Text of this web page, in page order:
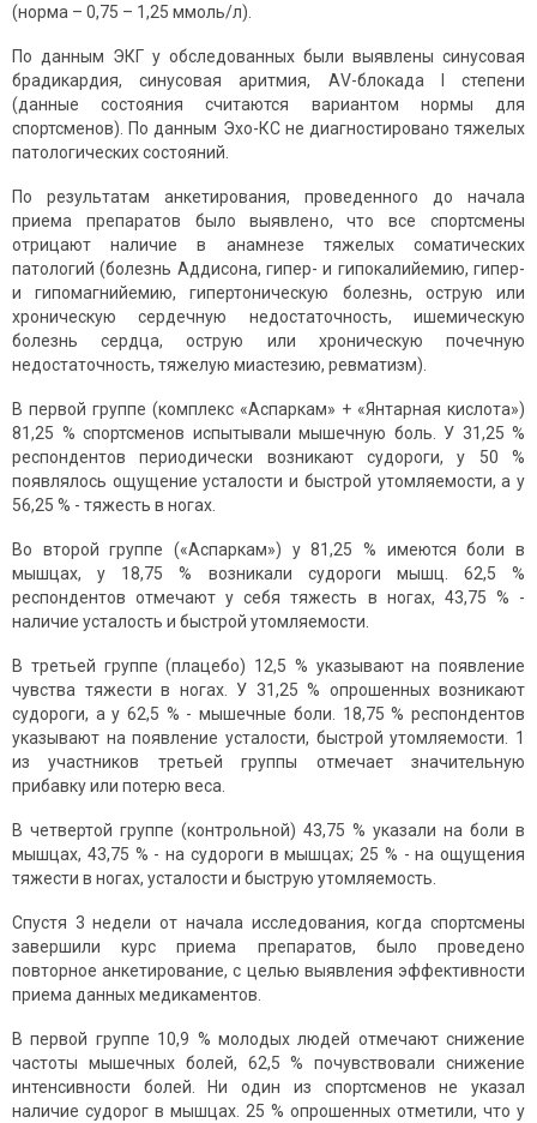
(норма – 0,75 – 1,25 ммоль/л).
По данным ЭКГ у обследованных были выявлены синусовая
брадикардия, синусовая аритмия, АV-блокада I степени
(данные состояния считаются вариантом нормы для
спортсменов). По данным Эхо-КС не диагностировано тяжелых
патологических состояний.
По результатам анкетирования, проведенного до начала
приема препаратов было выявлено, что все спортсмены
отрицают наличие в анамнезе тяжелых соматических
патологий (болезнь Аддисона, гипер- и гипокалийемию, гипер-
и гипомагнийемию, гипертоническую болезнь, острую или
хроническую сердечную недостаточность, ишемическую
болезнь сердца, острую или хроническую почечную
недостаточность, тяжелую миастезию, ревматизм).
В первой группе (комплекс «Аспаркам» + «Янтарная кислота»)
81,25 % спортсменов испытывали мышечную боль. У 31,25 %
респондентов периодически возникают судороги, у 50 %
появлялось ощущение усталости и быстрой утомляемости, а у
56,25 % - тяжесть в ногах.
Во второй группе («Аспаркам») у 81,25 % имеются боли в
мышцах, у 18,75 % возникали судороги мышц. 62,5 %
респондентов отмечают у себя тяжесть в ногах, 43,75 % -
наличие усталость и быстрой утомляемости.
В третьей группе (плацебо) 12,5 % указывают на появление
чувства тяжести в ногах. У 31,25 % опрошенных возникают
судороги, а у 62,5 % - мышечные боли. 18,75 % респондентов
указывают на появление усталости, быстрой утомляемости. 1
из участников третьей группы отмечает значительную
прибавку или потерю веса.
В четвертой группе (контрольной) 43,75 % указали на боли в
мышцах, 43,75 % - на судороги в мышцах; 25 % - на ощущения
тяжести в ногах, усталости и быструю утомляемость.
Спустя 3 недели от начала исследования, когда спортсмены
завершили курс приема препаратов, было проведено
повторное анкетирование, с целью выявления эффективности
приема данных медикаментов.
В первой группе 10,9 % молодых людей отмечают снижение
частоты мышечных болей, 62,5 % почувствовали снижение
интенсивности болей. Ни один из спортсменов не указал
наличие судорог в мышцах. 25 % опрошенных отметили, что у